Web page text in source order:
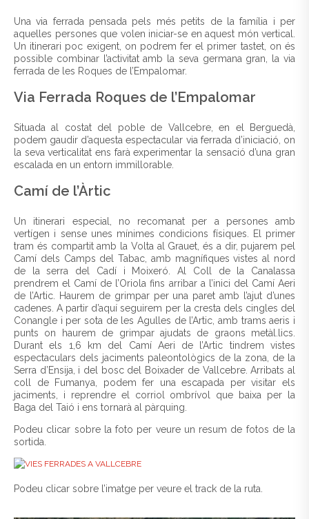
Una via ferrada pensada pels més petits de la família i per
aquelles persones que volen iniciar-se en aquest món vertical.
Un itinerari poc exigent, on podrem fer el primer tastet, on és
possible combinar l’activitat amb la seva germana gran, la via
ferrada de les Roques de l’Empalomar.
Via Ferrada Roques de l’Empalomar
Situada al costat del poble de Vallcebre, en el Berguedà,
podem gaudir d’aquesta espectacular via ferrada d’iniciació, on
la seva verticalitat ens farà experimentar la sensació d’una gran
escalada en un entorn immillorable.
Camí de l’Àrtic
Un itinerari especial, no recomanat per a persones amb
vertígen i sense unes mínimes condicions físiques. El primer
tram és compartit amb la Volta al Grauet, és a dir, pujarem pel
Camí dels Camps del Tabac, amb magnífiques vistes al nord
de la serra del Cadí i Moixeró. Al Coll de la Canalassa
prendrem el Camí de l’Oriola fins arribar a l’inici del Camí Aeri
de l’Artic. Haurem de grimpar per una paret amb l’ajut d’unes
cadenes. A partir d’aquí seguirem per la cresta dels cingles del
Conangle i per sota de les Agulles de l’Artic, amb trams aeris i
punts on haurem de grimpar ajudats de graons metàl.lics.
Durant els 1,6 km del Camí Aeri de l’Artic tindrem vistes
espectaculars dels jaciments paleontològics de la zona, de la
Serra d’Ensija, i del bosc del Boixader de Vallcebre. Arribats al
coll de Fumanya, podem fer una escapada per visitar els
jaciments, i reprendre el corriol ombrívol que baixa per la
Baga del Taió i ens tornarà al pàrquing.
Podeu clicar sobre la foto per veure un resum de fotos de la
sortida.
Podeu clicar sobre l’imatge per veure el track de la ruta.